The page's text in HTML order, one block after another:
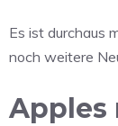
Es ist durchaus
noch weitere
Apples